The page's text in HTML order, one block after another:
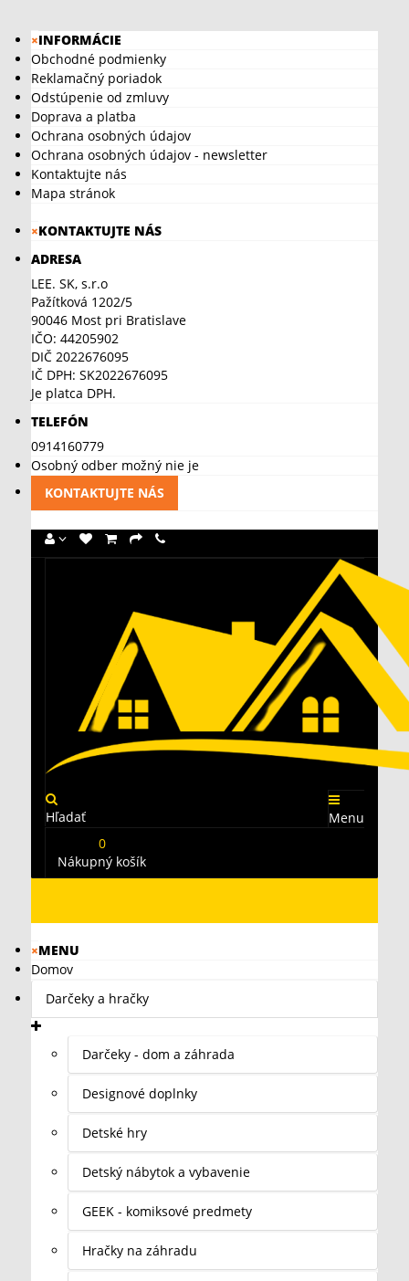
×INFORMÁCIE
Obchodné podmienky
Reklamačný poriadok
Odstúpenie od zmluvy
Doprava a platba
Ochrana osobných údajov
Ochrana osobných údajov - newsletter
Kontaktujte nás
Mapa stránok
×KONTAKTUJTE NÁS
ADRESA
LEE. SK, s.r.o
Pažítková 1202/5
90046 Most pri Bratislave
IČO: 44205902
DIČ 2022676095
IČ DPH: SK2022676095
Je platca DPH.
TELEFÓN
0914160779
Osobný odber možný nie je
KONTAKTUJTE NÁS
Menu
Hľadať
0
Nákupný košík
×MENU
Domov
Darčeky a hračky
Darčeky - dom a záhrada
Designové doplnky
Detské hry
Detský nábytok a vybavenie
GEEK - komiksové predmety
Hračky na záhradu